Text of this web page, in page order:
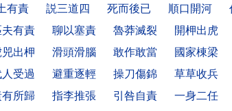
有責 説三道四 死而後已 順口開河
夫有責 聊以塞責 魯莽滅裂 開柙出虎
兕出柙 滑頭滑腦 敢作敢當 國家棟梁
受過 避重逐輕 操刀傷錦 草草收兵
所歸 指李推張 引咎自責 一身二任